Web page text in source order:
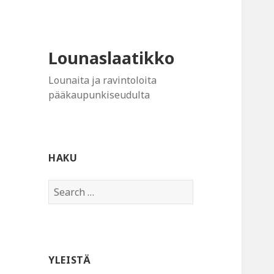
Lounaslaatikko
Lounaita ja ravintoloita
pääkaupunkiseudulta
HAKU
Search
for:
YLEISTÄ